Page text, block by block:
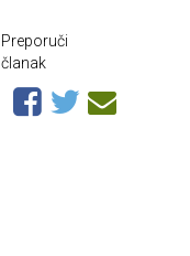
Preporuči
članak